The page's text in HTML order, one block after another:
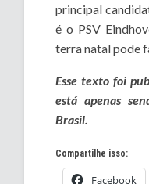
principal
é o PSV
terra natal pode
Esse texto foi
está apenas
Brasil.
Compartilhe isso:
Facebook